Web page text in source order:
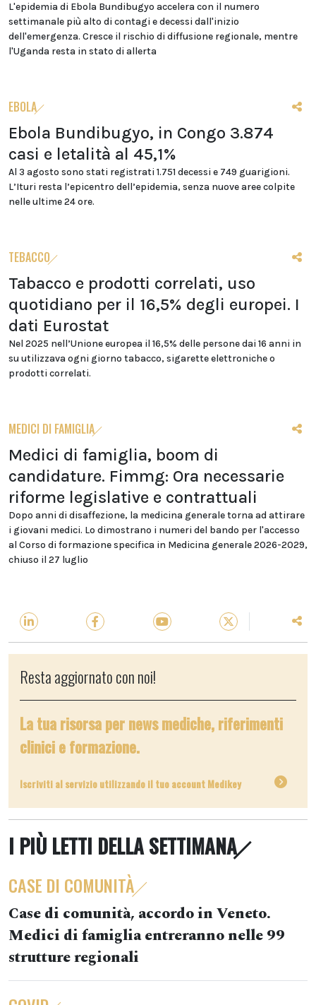
L'epidemia di Ebola Bundibugyo accelera con il numero
settimanale più alto di contagi e decessi dall'inizio
dell'emergenza. Cresce il rischio di diffusione regionale, mentre
l'Uganda resta in stato di allerta
EBOLA
Ebola Bundibugyo, in Congo 3.874
casi e letalità al 45,1%
Al 3 agosto sono stati registrati 1.751 decessi e 749 guarigioni.
L’Ituri resta l’epicentro dell’epidemia, senza nuove aree colpite
nelle ultime 24 ore.
TEBACCO
Tabacco e prodotti correlati, uso
quotidiano per il 16,5% degli europei. I
dati Eurostat
Nel 2025 nell’Unione europea il 16,5% delle persone dai 16 anni in
su utilizzava ogni giorno tabacco, sigarette elettroniche o
prodotti correlati.
MEDICI DI FAMIGLIA
Medici di famiglia, boom di
candidature. Fimmg: Ora necessarie
riforme legislative e contrattuali
Dopo anni di disaffezione, la medicina generale torna ad attirare
i giovani medici. Lo dimostrano i numeri del bando per l'accesso
al Corso di formazione specifica in Medicina generale 2026-2029,
chiuso il 27 luglio
Resta aggiornato con noi!
La tua risorsa per news mediche, riferimenti
clinici e formazione.
Iscriviti al servizio utilizzando il tuo account Medikey
I PIÙ LETTI DELLA SETTIMANA
CASE DI COMUNITÀ
Case di comunità, accordo in Veneto.
Medici di famiglia entreranno nelle 99
strutture regionali